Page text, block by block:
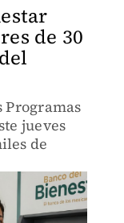
de 30
Programas
jueves
de